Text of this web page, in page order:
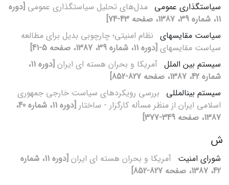
سیاست‏گذاری عمومی مدل‌های تحلیل سیاست‏گذاری عمومی [دوره
11، شماره 39، 1387، صفحه 43-74]
سیاست مقایسه‏ای نظام امنیتی؛ چارچوبی بدیل برای مطالعه
سیاست مقایسه‏ای [دوره 11، شماره 39، 1387، صفحه 5-41]
سیستم بین‏ الملل آمریکا و بحران هسته‏ ای ایران
[دوره 11،
شماره 42، 1387، صفحه 827-852]
سیستم بین‏المللی بررسی رویکردهای سیاست خارجی جمهوری
اسلامی ایران از منظر مسأله کارگزار - ساختار
[دوره 11، شماره 40،
1387، صفحه 349-377]
ش
شورای امنیت آمریکا و بحران هسته‏ ای ایران
[دوره 11، شماره
42، 1387، صفحه 827-852]